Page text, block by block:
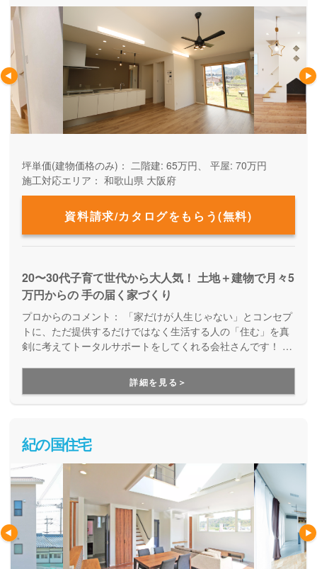
坪単価(建物価格のみ)： 二階建: 65万円、 平屋: 70万円
施工対応エリア： 和歌山県 大阪府
資料請求/カタログをもらう(無料)
20〜30代子育て世代から大人気！ 土地＋建物で月々5
万円からの 手の届く家づくり
プロからのコメント：
「家だけが人生じゃない」とコンセプ
トに、ただ提供するだけではなく生活する人の「住む」を真
剣に考えてトータルサポートをしてくれる会社さんです！ で
を優先したお家づくりが得意です。
詳細を見る＞
紀の国住宅